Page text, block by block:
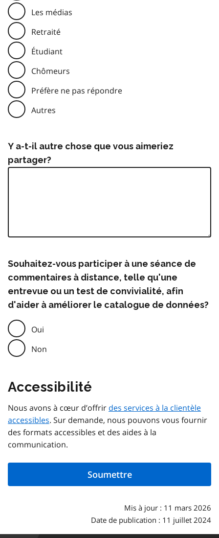
Les médias
Retraité
Étudiant
Chômeurs
Préfère ne pas répondre
Autres
Y a-t-il autre chose que vous aimeriez
partager?
Souhaitez-vous participer à une séance de
commentaires à distance, telle qu'une
entrevue ou un test de convivialité, afin
d'aider à améliorer le catalogue de données?
Oui
Non
Accessibilité
Nous avons à cœur d’offrir des services à la clientèle
accessibles. Sur demande, nous pouvons vous fournir
des formats accessibles et des aides à la
communication.
Mis à jour : 11 mars 2026
Date de publication : 11 juillet 2024